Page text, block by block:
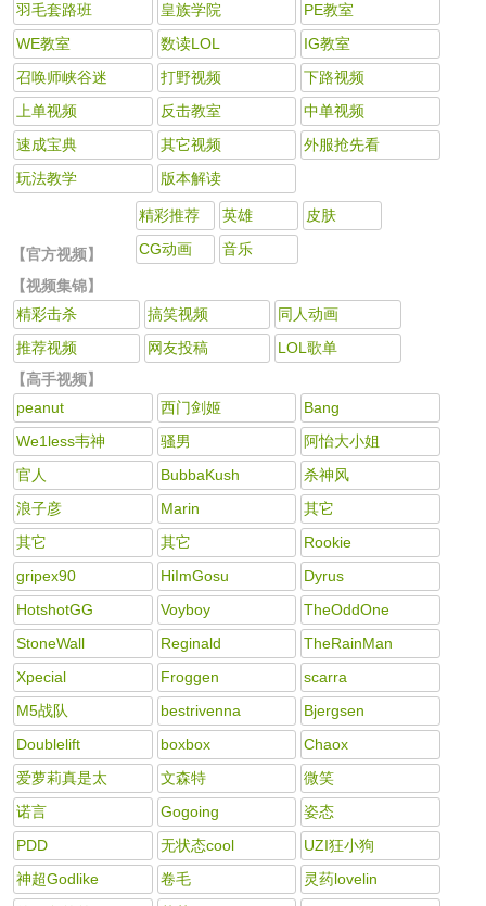
羽毛套路班
皇族学院
PE教室
WE教室
数读LOL
IG教室
召唤师峡谷迷
打野视频
下路视频
上单视频
反击教室
中单视频
速成宝典
其它视频
外服抢先看
玩法教学
版本解读
【官方视频】
精彩推荐 英雄
皮肤
CG动画
音乐
【视频集锦】
精彩击杀
搞笑视频
同人动画
推荐视频
网友投稿
LOL歌单
【高手视频】
peanut
西门剑姬
Bang
We1less韦神
骚男
阿怡大小姐
官人
BubbaKush
杀神风
浪子彦
Marin
其它
其它
其它
Rookie
gripex90
HiImGosu
Dyrus
HotshotGG
Voyboy
TheOddOne
StoneWall
Reginald
TheRainMan
Xpecial
Froggen
scarra
M5战队
bestrivenna
Bjergsen
Doublelift
boxbox
Chaox
爱萝莉真是太
文森特
微笑
诺言
Gogoing
姿态
PDD
无状态cool
UZI狂小狗
神超Godlike
卷毛
灵药lovelin